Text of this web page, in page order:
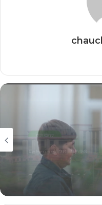
छग/मप्र
February 9, 2026
छत्तीसगढ़ के स्वाद ने
खुरमी की रेसिपी तक पहुँची